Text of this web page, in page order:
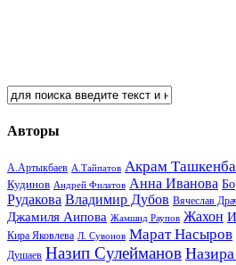
Авторы
А.Артыкбаев А.Тайпатов Акрам
Кудинов Андрей Филатов Анна Иванова
Рудакова Владимир Дубов Вячеслав
Джамиля Аипова Жамшид Раупов Жахон
Кира Яковлева Л. Сувонов Марат Насыров
Душаев Назип Сулейманов